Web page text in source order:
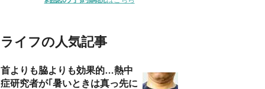
ライフの人気記事
首よりも脇よりも効果的…熱中
症研究者が｢暑いときは真っ先に